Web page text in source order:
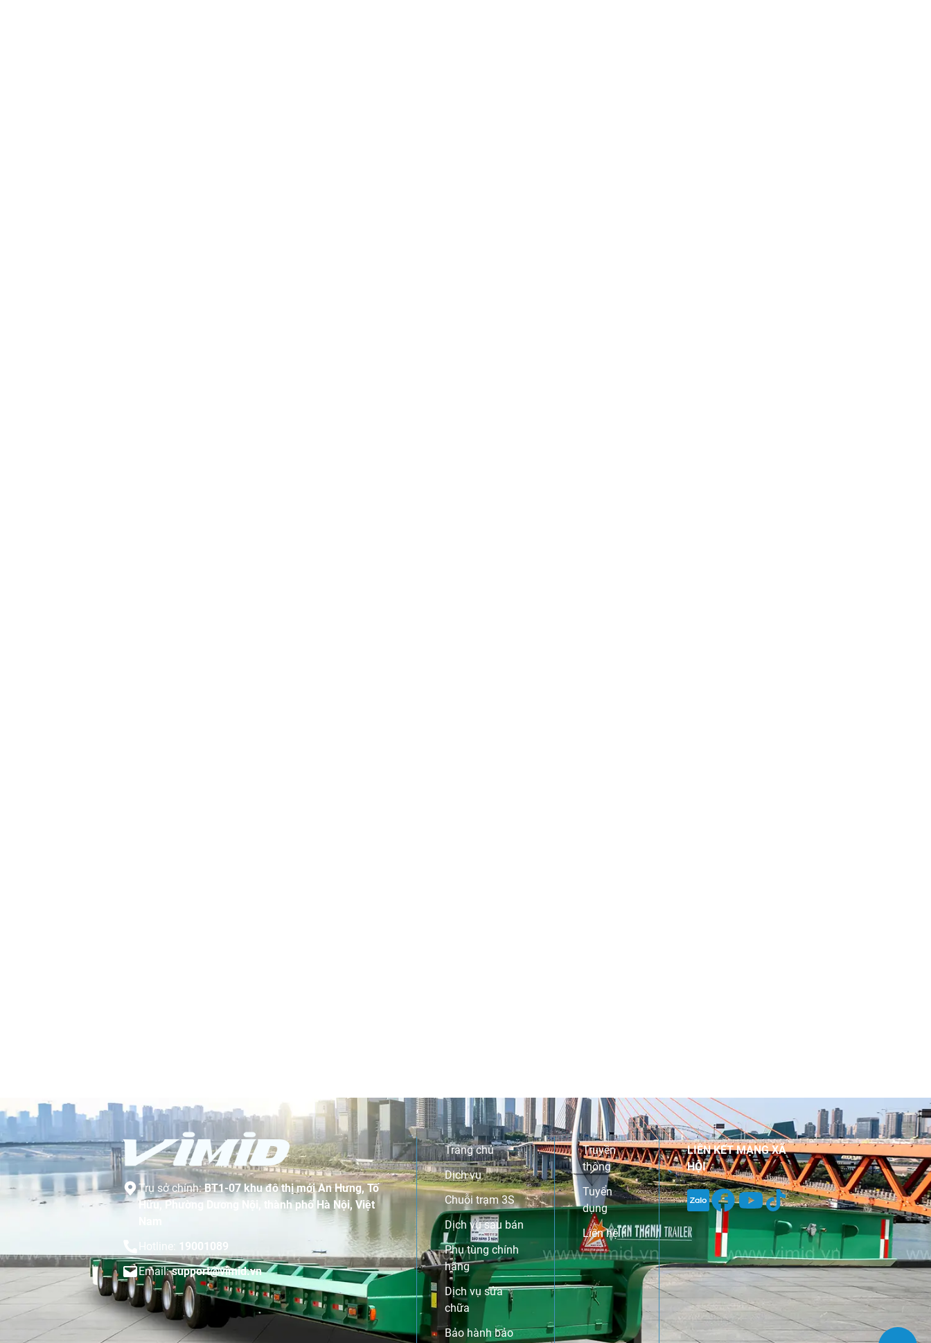
Trụ sở chính:BT1-07 khu đô thị mới An Hưng, Tố
Hữu, Phường Dương Nội, thành phố Hà Nội, Việt
Hotline: 19001089
Email:support@vimid.vn
Trang chủ
Dịch vụ
Chuỗi trạm 3S
Dịch vụ sau bán
Phụ tùng chính
hãng
Dịch vụ sửa
chữa
Bảo hành bảo
Truyền
thông
Tuyển
dụng
Liên hệ
LIÊN KẾT MẠNG XÃ
HỘI